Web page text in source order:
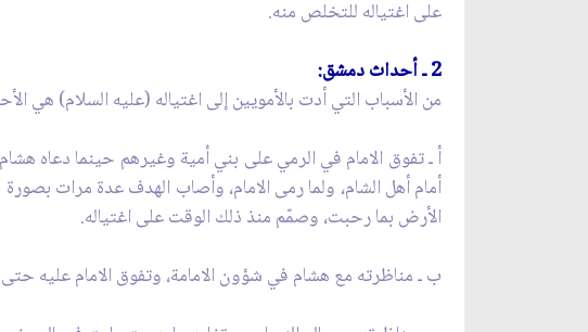
على اغتياله للتخلص منه.
2 ـ أحداث دمشق:
من الأسباب التي أدت بالأمويين إلى اغتياله (عليه السلام)
أ ـ تفوق الامام في الرمي على بني أمية وغيرهم حينما دعاه
أمام أهل الشام، ولما رمى الامام، وأصاب الهدف عدة مرات
الأرض بما رحبت، وصمّم منذ ذلك الوقت على اغتياله.
ب ـ مناظرته مع هشام في شؤون الامامة، وتفوق الامام عليه